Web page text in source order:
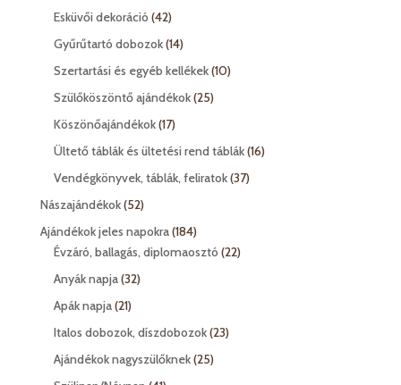
termék
Esküvői dekoráció 4242
termék
Gyűrűtartó dobozok 1414
termék
Szertartási és egyéb kellékek 1010
Szülőköszöntő ajándékok 2525
Köszönőajándékok 1717
termék
Ültető táblák és ültetési rend táblák 1616
Vendégkönyvek, táblák, feliratok 3737
Nászajándékok 5252
termék
Ajándékok jeles napokra 184184
termék
Évzáró, ballagás, diplomaosztó 2222
Anyák napja 3232
Apák napja 2121
termék
Italos dobozok, díszdobozok 2323
Ajándékok nagyszülőknek 2525